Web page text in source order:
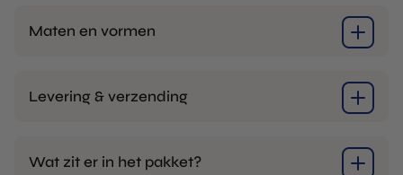
Maten en vormen
Levering & verzending
Wat zit er in het pakket?